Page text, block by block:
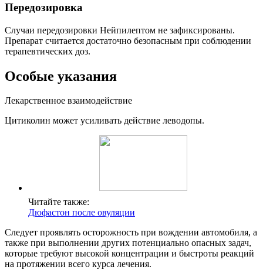
Передозировка
Случаи передозировки Нейпилептом не зафиксированы.
Препарат считается достаточно безопасным при соблюдении
терапевтических доз.
Особые указания
Лекарственное взаимодействие
Цитиколин может усиливать действие леводопы.
Читайте также:
Дюфастон после овуляции
Следует проявлять осторожность при вождении автомобиля, а
также при выполнении других потенциально опасных задач,
которые требуют высокой концентрации и быстроты реакций
на протяжении всего курса лечения.